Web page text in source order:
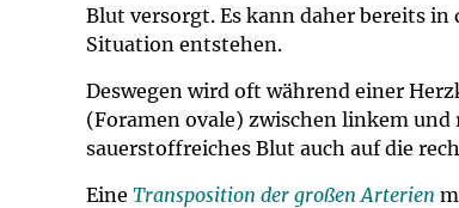
Blut versorgt. Es kann daher bereits
Situation entstehen.
Deswegen wird oft während einer
(Foramen ovale) zwischen linkem
sauerstoffreiches Blut auch auf die
Eine Transposition der großen Arterien